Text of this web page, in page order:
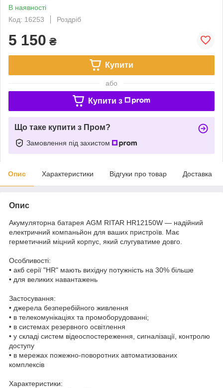
В наявності
Код: 16253
Роздріб
5 150 ₴
Купити
або
Купити з
Що таке купити з Пром?
Замовлення під захистом
Опис Характеристики Відгуки про товар Доставка
Опис
Акумуляторна батарея AGM RITAR HR12150W — надійний
електричний компаньйон для ваших пристроїв. Має
герметичний міцний корпус, який слугуватиме довго.
Особливості:
• акб серії "HR" мають вихідну потужність на 30% більше
• для великих навантажень
Застосування:
• джерела безперебійного живлення
• в телекомунікаціях та промоборудованні;
• в системах резервного освітлення
• у складі систем відеоспостереження, сигналізації, контролю
доступу
• в мережах пожежно-поворотних автоматизованих
комплексів
Характеристики: